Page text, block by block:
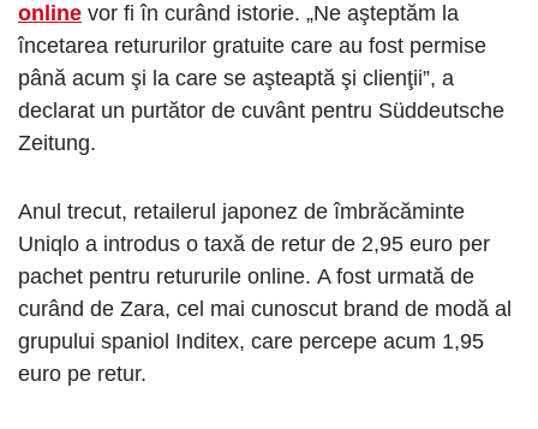
online vor fi în curând istorie. „Ne aşteptăm la
încetarea retururilor gratuite care au fost permise
până acum şi la care se aşteaptă şi clienţii”, a
declarat un purtător de cuvânt pentru Süddeutsche
Zeitung.
Anul trecut, retailerul japonez de îmbrăcăminte
Uniqlo a introdus o taxă de retur de 2,95 euro per
pachet pentru retururile online. A fost urmată de
curând de Zara, cel mai cunoscut brand de modă al
grupului spaniol Inditex, care percepe acum 1,95
euro pe retur.